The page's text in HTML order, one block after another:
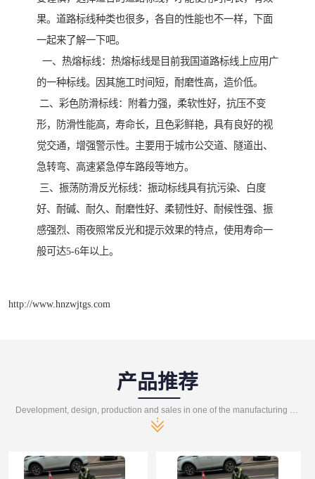
果。道路标线种类也很多，各自的性能也不一样，下面
一起来了解一下吧。
一、热熔标线：热熔标线是目前我国道路标线上应用广
的一种标线。因其施工时间短，耐磨性高，造价低。
二、彩色防滑标线：附着力强，柔软性好，抗压不变
形，防滑性能高，寿命长，且色彩鲜艳，具有良好的视
觉交通，增强警示性。主要用于城市公交道、隧道出、
急转弯、高速紧急停车路段等地方。
三、振荡防滑反光标线：振动标线具有抗污染、白度
好、耐碱、耐久、耐磨性好、柔韧性好、耐候性强、振
感强烈、雨夜照常反光和提示效果的特点，使用寿命一
般可达5-6年以上。
http://www.hnzwjtgs.com
产品推荐